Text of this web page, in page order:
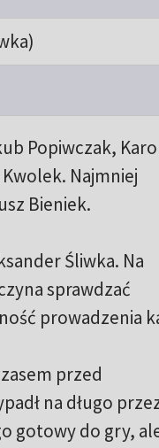
Popiwczak,
Najmniej
Bieniek.
Śliwka. Na
sprawdzać
prowadzenia
przed
na długo
gotowy do gry,